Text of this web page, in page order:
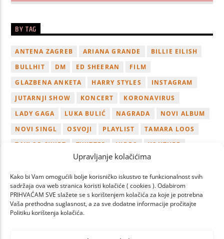
Upravljanje kolačićima
Kako bi Vam omogućili bolje korisničko iskustvo te funkcionalnost svih
sadržaja ova web stranica koristi kolačiće ( cookies ). Odabirom
PRIHVAĆAM SVE slažete se s korištenjem kolačića za koje je potrebna
Vaša prethodna suglasnost, a za sve dodatne informacije pročitajte
Politiku korištenja kolačića.
BY TAG
ANTENA ZAGREB ARIANA GRANDE
BILLIE EILISH
BULLHIT
DM ED SHEERAN
FILM
GLAZBENA ANKETA
HARRY STYLES
INSTAGRAM
JUTARNJI SHOW
KONCERT
KORONAVIRUS
LADY GAGA
LUKA BULIĆ NAGRADA
NOVI ALBUM
NOVI SINGL
OSVOJI PLAYLIST
TAMARA LOOS
TAYLOR SWIFT
TWITTER VIDEO
YOUTUBE